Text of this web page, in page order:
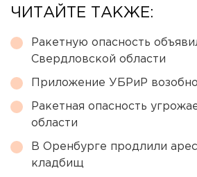
ЧИТАЙТЕ ТАКЖЕ:
Ракетную опасность
Свердловской области
Приложение УБРиР
Ракетная опасность
области
В Оренбурге продлили
кладбищ